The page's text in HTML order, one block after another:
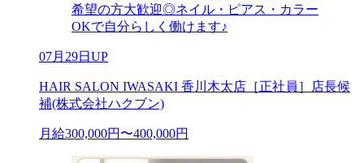
希望の方大歓迎◎ネイル・ピアス・カラー
OKで自分らしく働けます♪
07月29日UP
HAIR SALON IWASAKI 香川木太店［正社員］店長候
補(株式会社ハクブン)
月給300,000円〜400,000円